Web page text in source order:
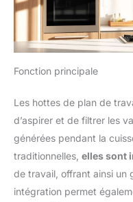
Fonction principale
Les hottes de plan de
d’aspirer et de filtrer les
générées pendant la
traditionnelles, elles sont
de travail, offrant ainsi un
intégration permet